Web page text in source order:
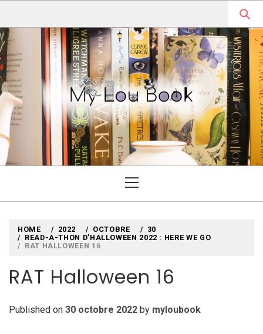
content
MYLOUBOOK
VOYAGES LITTÉRAIRES EN
ANGLETERRE ET AILLEURS
Menu
HOME 2022 OCTOBRE
30
READ-A-THON D’HALLOWEEN 2022 : HERE WE GO
RAT HALLOWEEN 16
RAT Halloween 16
Published on 30 octobre 2022 by myloubook